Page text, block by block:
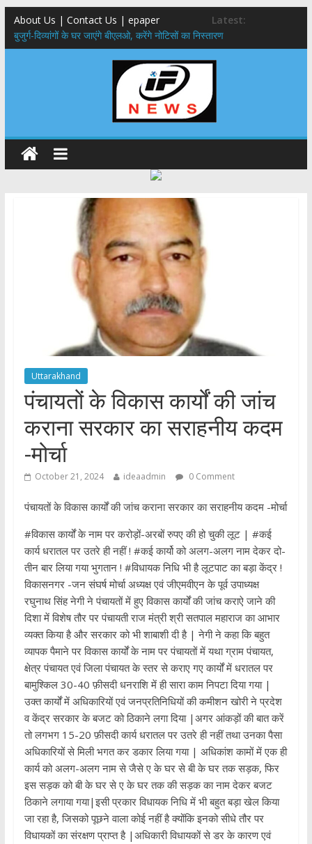
About Us | Contact Us | epaper
Latest:
बुजुर्ग-दिव्यांगों के घर जाएंगे बीएलओ, करेंगे नोटिसों का निस्तारण
24×7 अलर्ट मोड में रहें अधिकारी-मुख्य सचिव मानसून-एसईओसी से मुख्य सचिव ने
की विस्तृत समीक्षा कहा-बंद सड़कों को शीघ्र खोला जाए, लोगों को न हो दिक्कत
459 करोड़ से एचएनबी गढ़वाल विश्वविद्यालय में अनुसंधान संरचना होगी सुदृढ,उच्च
शिक्षा मंत्री धन सिंह रावत ने नवनियुक्त केन्द्रीय शिक्षा मंत्री से की मुलाकात
मुख्यमंत्री से महानिदेशक एनसीसी ने की शिष्टाचार भेंट,उत्तराखण्ड में एनसीसी के
विस्तार एवं आधुनिक आधारभूत संरचना के विकास पर हुई महत्वपूर्ण चर्चा
एमडीडीए बोर्ड बैठक, देहरादून और मसूरी के विकास के लिए 25 बड़े प्रस्तावों को मिली
हरी झंडी
Uttarakhand
पंचायतों के विकास कार्यों की जांच
कराना सरकार का सराहनीय कदम
-मोर्चा
October 21, 2024 ideaadmin 0 Comment
पंचायतों के विकास कार्यों की जांच कराना सरकार का सराहनीय कदम -मोर्चा
#विकास कार्यों के नाम पर करोड़ों-अरबों रुपए की हो चुकी लूट | #कई
कार्य धरातल पर उतरे ही नहीं ! #कई कार्यो को अलग-अलग नाम देकर दो-
तीन बार लिया गया भुगतान ! #विधायक निधि भी है लूटपाट का बड़ा केंद्र !
विकासनगर -जन संघर्ष मोर्चा अध्यक्ष एवं जीएमवीएन के पूर्व उपाध्यक्ष
रघुनाथ सिंह नेगी ने पंचायतों में हुए विकास कार्यों की जांच कराऐ जाने की
दिशा में विशेष तौर पर पंचायती राज मंत्री श्री सतपाल महाराज का आभार
व्यक्त किया है और सरकार को भी शाबाशी दी है | नेगी ने कहा कि बहुत
व्यापक पैमाने पर विकास कार्यों के नाम पर पंचायतों में यथा ग्राम पंचायत,
क्षेत्र पंचायत एवं जिला पंचायत के स्तर से कराए गए कार्यों में धरातल पर
बामुश्किल 30-40 फ़ीसदी धनराशि में ही सारा काम निपटा दिया गया |
उक्त कार्यों में अधिकारियों एवं जनप्रतिनिधियों की कमीशन खोरी ने प्रदेश
व केंद्र सरकार के बजट को ठिकाने लगा दिया |अगर आंकड़ों की बात करें
तो लगभग 15-20 फ़ीसदी कार्य धरातल पर उतरे ही नहीं तथा उनका पैसा
अधिकारियों से मिली भगत कर डकार लिया गया | अधिकांश कामों में एक ही
कार्य को अलग-अलग नाम से जैसे ए के घर से बी के घर तक सड़क, फिर
इस सड़क को बी के घर से ए के घर तक की सड़क का नाम देकर बजट
ठिकाने लगाया गया|इसी प्रकार विधायक निधि में भी बहुत बड़ा खेल किया
जा रहा है, जिसको पूछने वाला कोई नहीं है क्योंकि इनको सीधे तौर पर
विधायकों का संरक्षण प्राप्त है |अधिकारी विधायकों से डर के कारण एवं